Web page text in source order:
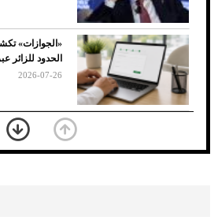
7 نصائح لاختيار لون البنطلون
الأسود
«الجوازات»
الحدود للزائر
2026-07-26
بعد 7
يفوز على برينغا
2026-07-26